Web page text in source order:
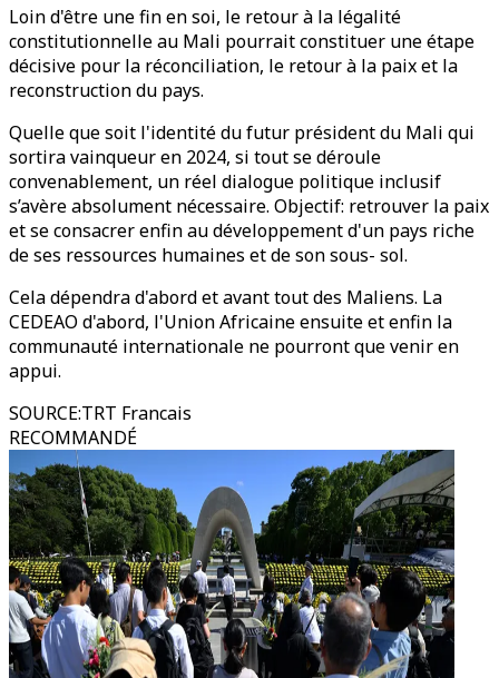
Loin d'être une fin en soi, le retour à la légalité
constitutionnelle au Mali pourrait constituer une étape
décisive pour la réconciliation, le retour à la paix et la
reconstruction du pays.
Quelle que soit l'identité du futur président du Mali qui
sortira vainqueur en 2024, si tout se déroule
convenablement, un réel dialogue politique inclusif
s’avère absolument nécessaire. Objectif: retrouver la paix
et se consacrer enfin au développement d'un pays riche
de ses ressources humaines et de son sous- sol.
Cela dépendra d'abord et avant tout des Maliens. La
CEDEAO d'abord, l'Union Africaine ensuite et enfin la
communauté internationale ne pourront que venir en
appui.
SOURCE:TRT Francais
RECOMMANDÉ